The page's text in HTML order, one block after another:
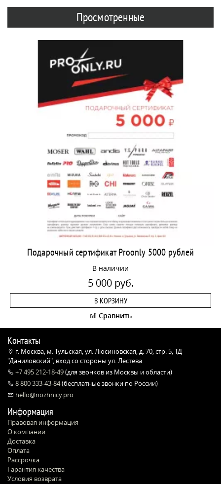
Просмотренные
Подарочный сертификат Proonly 5000 рублей
В наличии
5 000 руб.
В КОРЗИНУ
Сравнить
Контакты
г. Москва, м. Тульская, ул. Люсиновская, д. 70, стр. 5, ТД
"Даниловский", вход со стороны ул. Лестева
+7 495 212-18-49(для звонков из Москвы и области)
8 800 333-43-84(бесплатные звонки по России)
hello@nozhnicy.pro
Информация
Правовая информация
О компании
Доставка
Оплата
Рассрочка
Гарантия качества
Условия возврата